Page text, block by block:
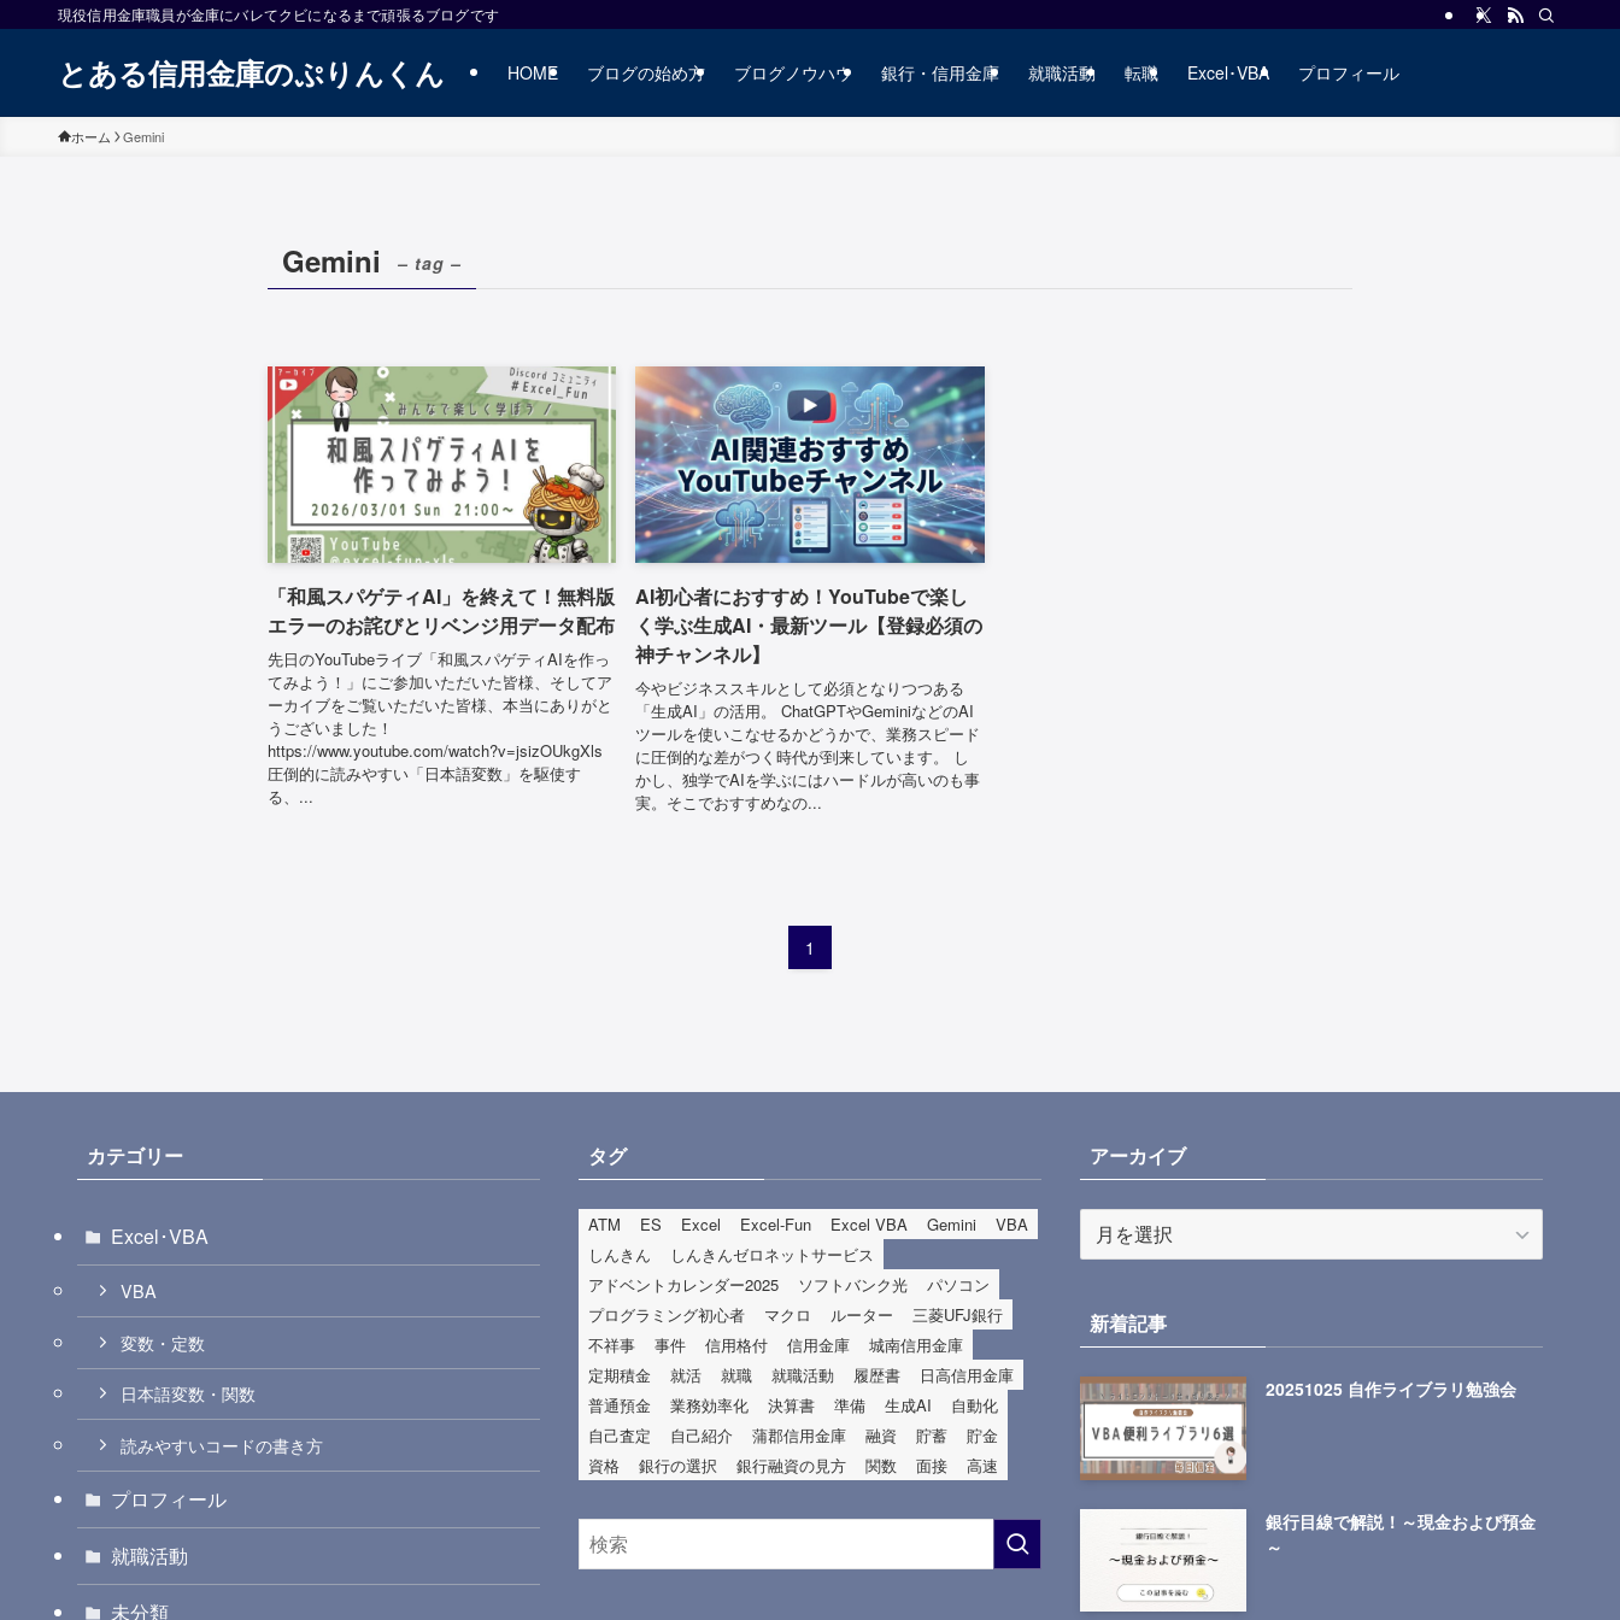
現役信用金庫職員が金庫にバレてクビになるまで頑張るブログです
とある信用金庫のぷりんくん HOME ブログの始め方 ブログノウハウ 銀行・信用金庫 就職活動 転職 Excel･VBA プロフィール
ホーム Gemini
Gemini – tag –
「和風スパゲティAI」を終えて！無料版
エラーのお詫びとリベンジ用データ配布
先日のYouTubeライブ「和風スパゲティAIを作っ
てみよう！」にご参加いただいた皆様、そしてア
ーカイブをご覧いただいた皆様、本当にありがと
うございました！
https://www.youtube.com/watch?v=jsizOUkgXls
圧倒的に読みやすい「日本語変数」を駆使す
る、...
AI初心者におすすめ！YouTubeで楽し
く学ぶ生成AI・最新ツール【登録必須の
神チャンネル】
今やビジネススキルとして必須となりつつある
「生成AI」の活用。 ChatGPTやGeminiなどのAI
ツールを使いこなせるかどうかで、業務スピード
に圧倒的な差がつく時代が到来しています。 し
かし、独学でAIを学ぶにはハードルが高いのも事
実。そこでおすすめなの...
1
カテゴリー
Excel･VBA
VBA
変数・定数
日本語変数・関数
読みやすいコードの書き方
プロフィール
就職活動
未分類
タグ
ATM ES Excel Excel-Fun Excel VBA Gemini
VBA
しんきん
しんきんゼロネットサービス
アドベントカレンダー2025
ソフトバンク光
パソコン
プログラミング初心者
マクロ ルーター
三菱UFJ銀行
不祥事
事件 信用格付 信用金庫
城南信用金庫
定期積金
就活 就職 就職活動 履歴書
日高信用金庫
普通預金
業務効率化 決算書 準備 生成AI
自動化
自己査定
自己紹介 蒲郡信用金庫 融資 貯蓄
貯金
資格
銀行の選択 銀行融資の見方 関数 面接 高速
アーカイブ
ー
イ
ブ
新着記事
20251025 自作ライブラリ勉強会
銀行目線で解説！～現金および預金
～